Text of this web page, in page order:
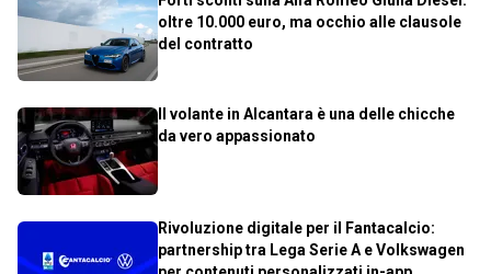
oltre 10.000 euro, ma occhio alle clausole
del contratto
Il volante in Alcantara è una delle chicche
da vero appassionato
Rivoluzione digitale per il Fantacalcio:
partnership tra Lega Serie A e Volkswagen